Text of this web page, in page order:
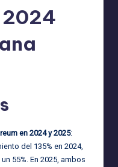
en 2024 y 2025:
del 135% en 2024,
55%. En 2025, ambos